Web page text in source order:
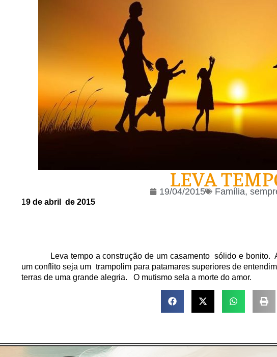
LEVA
19/04/2015 Família,
19 de abril de 2015
Leva tempo a construção de um casamento sólido e bonito.
um conflito seja um trampolim para patamares superiores de
terras de uma grande alegria. O mutismo sela a morte do amor.